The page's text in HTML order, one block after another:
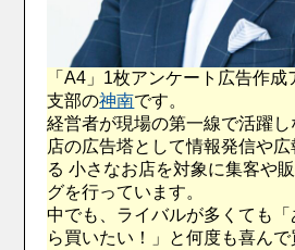
「A4」1枚アンケート広告作
支部の神南です。
経営者が現場の第一線で活躍
店の広告塔として情報発信や
る 小さなお店を対象に集客や
グを行っています。
中でも、ライバルが多くても
ら買いたい！」と何度も喜ん